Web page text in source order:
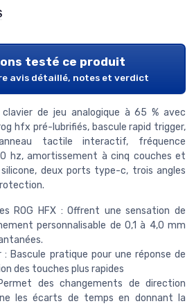
testé ce produit
avis détaillé, notes et verdict
clavier de jeu analogique à 65 % avec
hfx pré-lubrifiés, bascule rapid trigger,
tactile interactif, fréquence
hz, amortissement à cinq couches et
deux ports type-c, trois angles
ROG HFX : Offrent une sensation de
personnalisable de 0,1 à 4,0 mm
: Bascule pratique pour une réponse de
des touches plus rapides
des changements de direction
les écarts de temps en donnant la